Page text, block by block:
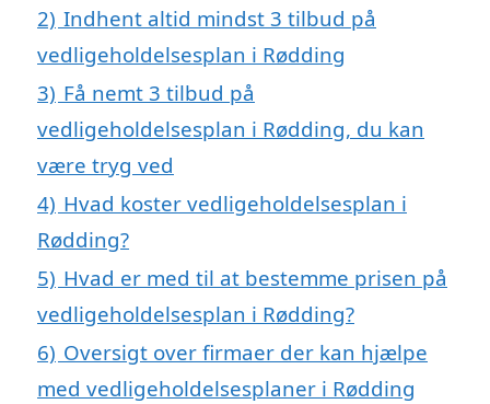
2) Indhent altid mindst 3 tilbud på
vedligeholdelsesplan i Rødding
3) Få nemt 3 tilbud på
vedligeholdelsesplan i Rødding, du kan
være tryg ved
4) Hvad koster vedligeholdelsesplan i
Rødding?
5) Hvad er med til at bestemme prisen på
vedligeholdelsesplan i Rødding?
6) Oversigt over firmaer der kan hjælpe
med vedligeholdelsesplaner i Rødding